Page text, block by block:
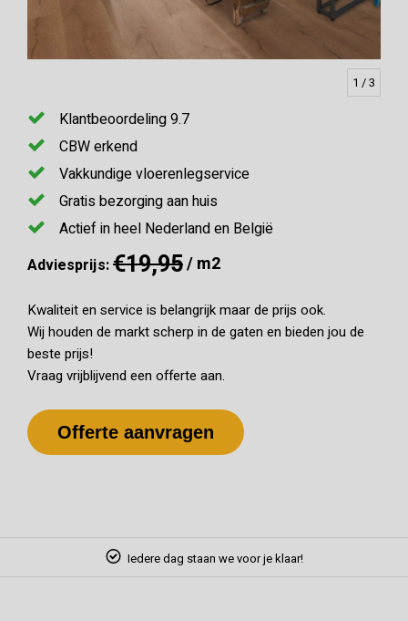
1 / 3
Klantbeoordeling 9.7
CBW erkend
Vakkundige vloerenlegservice
Gratis bezorging aan huis
Actief in heel Nederland en België
Adviesprijs:€19,95/ m2
Kwaliteit en service is belangrijk maar de prijs ook.
Wij houden de markt scherp in de gaten en bieden jou de
beste prijs!
Vraag vrijblijvend een offerte aan.
Offerte aanvragen
Iedere dag staan we voor je klaar!